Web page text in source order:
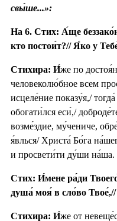
свы́ше...»:
На 6. Стих: А́ще
кто постои́т?// Я́ко у
Стихира: И́же по
человеколю́бное всем
исцеле́ние показу́я,/
обогати́лся еси́,/
возме́здие, му́чениче,
я́влься/ Христа́ Бо́га
и просвети́ти ду́ши на́ша.
Стих: И́мене ра́ди
душа́ моя́ в сло́во
Стихира: И́же от